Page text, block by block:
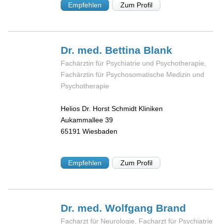
Empfehlen Zum Profil
Dr. med. Bettina Blank
Fachärztin für Psychiatrie und Psychotherapie,
Fachärztin für Psychosomatische Medizin und
Psychotherapie
Helios Dr. Horst Schmidt Kliniken
Aukammallee 39
65191 Wiesbaden
Empfehlen Zum Profil
Dr. med. Wolfgang Brand
Facharzt für Neurologie, Facharzt für Psychiatrie